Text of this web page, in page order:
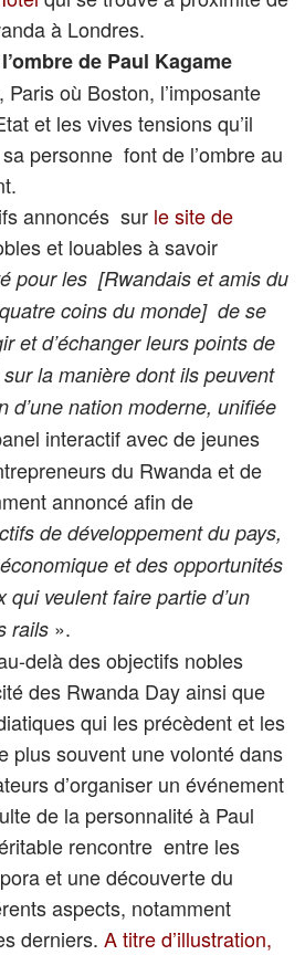
à Londres.
de Paul Kagame
où Boston, l’imposante
et les vives tensions qu’il
personne font de l’ombre au
annoncés sur le site de
et louables à savoir
pour les [Rwandais et amis du
coins du monde] de se
et d’échanger leurs points de
la manière dont ils peuvent
d’une nation moderne, unifiée
interactif avec de jeunes
du Rwanda et de
annoncé afin de
de développement du pays,
et des opportunités
veulent faire partie d’un
rails ».
delà des objectifs nobles
des Rwanda Day ainsi que
qui les précèdent et les
plus souvent une volonté dans
d’organiser un événement
de la personnalité à Paul
rencontre entre les
et une découverte du
aspects, notamment
derniers. A titre d’illustration,